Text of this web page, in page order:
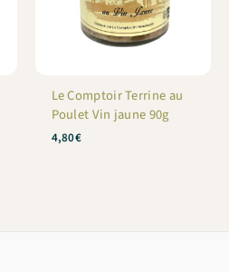
Le Comptoir Terrine au
Poulet Vin jaune 90g
4,80€